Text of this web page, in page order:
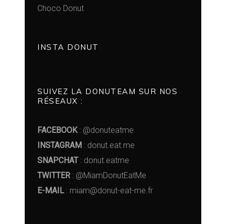
Choco Donut
INSTA DONUT
SUIVEZ LA DONUTEAM SUR NOS
RÉSEAUX :
FACEBOOK: @donuteatme
INSTAGRAM : donut.eat.me
SNAPCHAT: donut.eatme
TWITTER: @MiamDonutEatMe
E-MAIL: miam@donut-eat-me.fr